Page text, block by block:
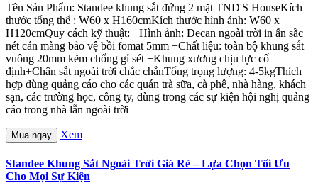
Tên Sản Phẩm: Standee khung sắt đứng 2 mặt TND'S HouseKích
thước tổng thể : W60 x H160cmKích thước hình ảnh: W60 x
H120cmQuy cách kỹ thuật: +Hình ảnh: Decan ngoài trời in ấn sắc
nét cán màng bảo vệ bồi fomat 5mm +Chất liệu: toàn bộ khung sắt
vuông 20mm kẽm chống gỉ sét +Khung xương chịu lực cố
định+Chân sắt ngoài trời chắc chắnTổng trọng lượng: 4-5kgThích
hợp dùng quảng cáo cho các quán trà sữa, cà phê, nhà hàng, khách
sạn, các trường học, công ty, dùng trong các sự kiện hội nghị quảng
cáo trong nhà lẫn ngoài trời
Mua ngay Xem
Standee Khung Sắt Ngoài Trời Giá Rẻ – Lựa Chọn Tối Ưu
Cho Mọi Sự Kiện